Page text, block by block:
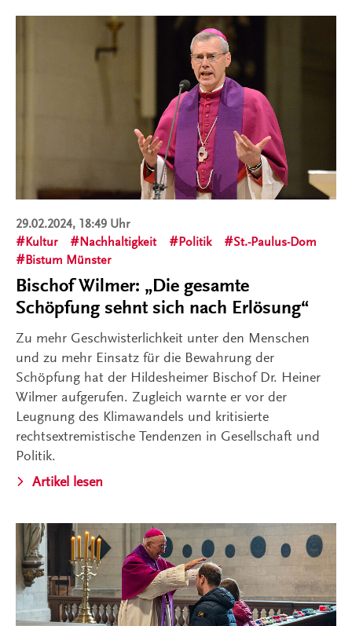
29.02.2024, 18:49 Uhr
Kultur
Nachhaltigkeit Politik
St.-Paulus-Dom
Bistum Münster
Bischof Wilmer: „Die gesamte
Schöpfung sehnt sich nach Erlösung“
Zu mehr Geschwisterlichkeit unter den Menschen
und zu mehr Einsatz für die Bewahrung der
Schöpfung hat der Hildesheimer Bischof Dr. Heiner
Wilmer aufgerufen. Zugleich warnte er vor der
Leugnung des Klimawandels und kritisierte
rechtsextremistische Tendenzen in Gesellschaft und
Politik.
Artikel lesen